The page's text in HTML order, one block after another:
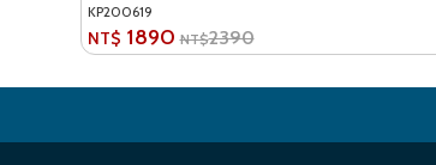
KP200619
NT$ 1890 NT$2390